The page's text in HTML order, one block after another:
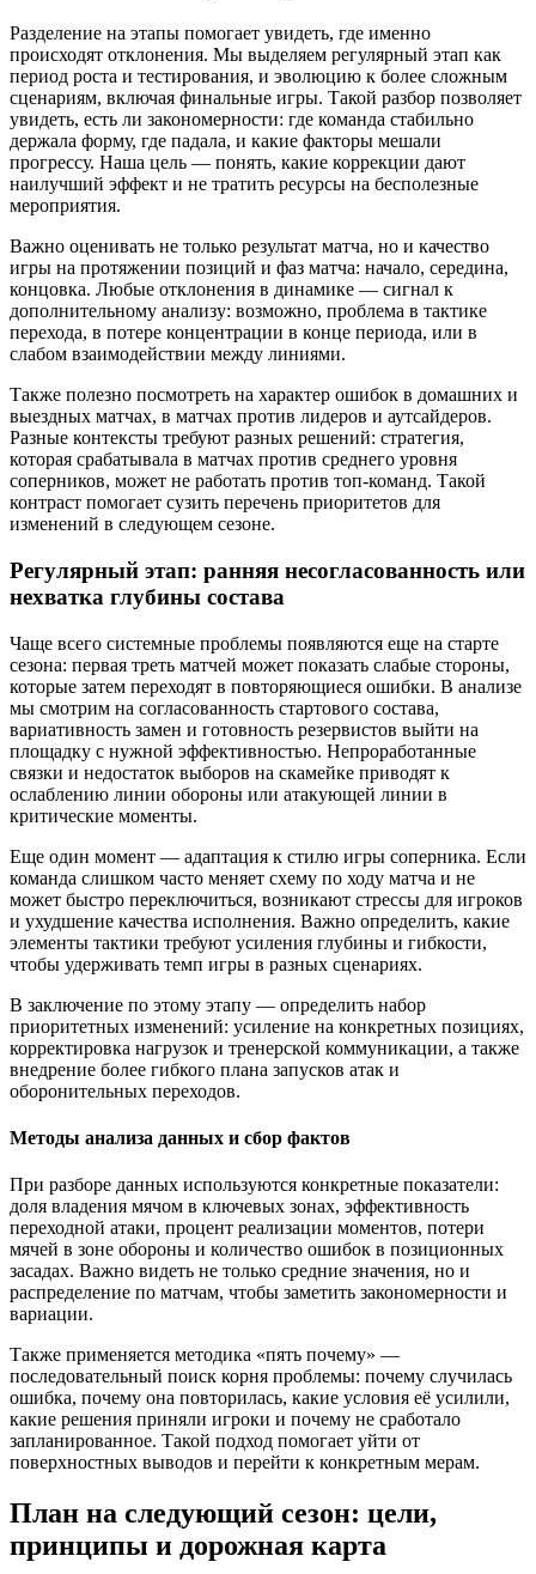
Разделение на этапы помогает увидеть, где именно
происходят отклонения. Мы выделяем регулярный этап как
период роста и тестирования, и эволюцию к более сложным
сценариям, включая финальные игры. Такой разбор позволяет
увидеть, есть ли закономерности: где команда стабильно
держала форму, где падала, и какие факторы мешали
прогрессу. Наша цель — понять, какие коррекции дают
наилучший эффект и не тратить ресурсы на бесполезные
мероприятия.
Важно оценивать не только результат матча, но и качество
игры на протяжении позиций и фаз матча: начало, середина,
концовка. Любые отклонения в динамике — сигнал к
дополнительному анализу: возможно, проблема в тактике
перехода, в потере концентрации в конце периода, или в
слабом взаимодействии между линиями.
Также полезно посмотреть на характер ошибок в домашних и
выездных матчах, в матчах против лидеров и аутсайдеров.
Разные контексты требуют разных решений: стратегия,
которая срабатывала в матчах против среднего уровня
соперников, может не работать против топ-команд. Такой
контраст помогает сузить перечень приоритетов для
изменений в следующем сезоне.
Регулярный этап: ранняя несогласованность или
нехватка глубины состава
Чаще всего системные проблемы появляются еще на старте
сезона: первая треть матчей может показать слабые стороны,
которые затем переходят в повторяющиеся ошибки. В анализе
мы смотрим на согласованность стартового состава,
вариативность замен и готовность резервистов выйти на
площадку с нужной эффективностью. Непроработанные
связки и недостаток выборов на скамейке приводят к
ослаблению линии обороны или атакующей линии в
критические моменты.
Еще один момент — адаптация к стилю игры соперника. Если
команда слишком часто меняет схему по ходу матча и не
может быстро переключиться, возникают стрессы для игроков
и ухудшение качества исполнения. Важно определить, какие
элементы тактики требуют усиления глубины и гибкости,
чтобы удерживать темп игры в разных сценариях.
В заключение по этому этапу — определить набор
приоритетных изменений: усиление на конкретных позициях,
корректировка нагрузок и тренерской коммуникации, а также
внедрение более гибкого плана запусков атак и
оборонительных переходов.
Методы анализа данных и сбор фактов
При разборе данных используются конкретные показатели:
доля владения мячом в ключевых зонах, эффективность
переходной атаки, процент реализации моментов, потери
мячей в зоне обороны и количество ошибок в позиционных
засадах. Важно видеть не только средние значения, но и
распределение по матчам, чтобы заметить закономерности и
вариации.
Также применяется методика «пять почему» —
последовательный поиск корня проблемы: почему случилась
ошибка, почему она повторилась, какие условия её усилили,
какие решения приняли игроки и почему не сработало
запланированное. Такой подход помогает уйти от
поверхностных выводов и перейти к конкретным мерам.
План на следующий сезон: цели,
принципы и дорожная карта